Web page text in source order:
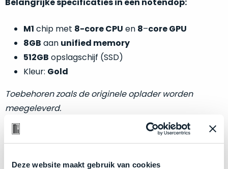
Deze website maakt gebruik van cookies
Belangrijke specificaties in een notendop:
M1 chip met 8-core CPU en 8–core GPU
8GB aan unified memory
512GB opslagschijf (SSD)
Kleur: Gold
Toebehoren zoals de originele oplader worden
meegeleverd.
Optische en technische conditie:
nieuw
–
nauwelijks
maximaal
voordeel.
Dit
product
is
is.
Op
basis
van
echteklantervaringen
hier
onze
labels.
Onze
favoriet